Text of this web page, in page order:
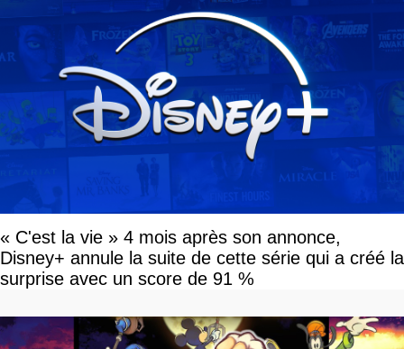
« C'est la vie » 4 mois après son annonce,
Disney+ annule la suite de cette série qui a créé la
surprise avec un score de 91 %